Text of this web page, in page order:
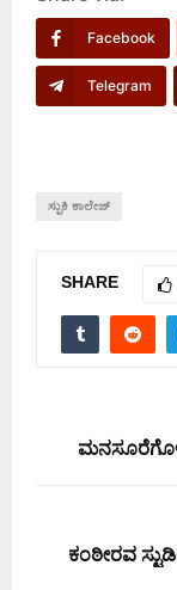
Facebook
Telegram
ಸ್ಪುಕಿ ಕಾಲೇಜ್
SHARE
ಕಂಠೀರವ